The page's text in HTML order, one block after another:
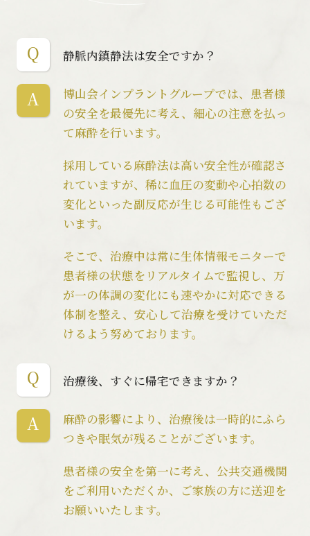
静脈内鎮静法は安全ですか？
博山会インプラントグループでは、患者様
の安全を最優先に考え、細心の注意を払っ
て麻酔を行います。
採用している麻酔法は高い安全性が確認さ
れていますが、稀に血圧の変動や心拍数の
変化といった副反応が生じる可能性もござ
います。
そこで、治療中は常に生体情報モニターで
患者様の状態をリアルタイムで監視し、万
が一の体調の変化にも速やかに対応できる
体制を整え、安心して治療を受けていただ
けるよう努めております。
治療後、すぐに帰宅できますか？
麻酔の影響により、治療後は一時的にふら
つきや眠気が残ることがございます。
患者様の安全を第一に考え、公共交通機関
をご利用いただくか、ご家族の方に送迎を
お願いいたします。